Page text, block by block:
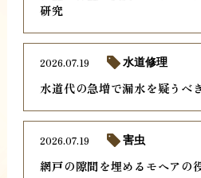
研究
水道代の急増で漏水を疑うべ
2026.07.19 水道修理
網戸の隙間を埋めるモヘアの
2026.07.19 害虫